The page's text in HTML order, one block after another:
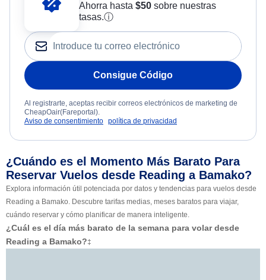
Ahorra hasta $50sobre nuestras
tasas.ⓘ
Consigue Código
Al registrarte, aceptas recibir correos electrónicos de marketing de
CheapOair(Fareportal).
Aviso de consentimiento política de privacidad
¿Cuándo es el Momento Más Barato Para
Reservar Vuelos desde Reading a Bamako?
Explora información útil potenciada por datos y tendencias para vuelos desde
Reading a Bamako. Descubre tarifas medias, meses baratos para viajar,
cuándo reservar y cómo planificar de manera inteligente.
¿Cuál es el día más barato de la semana para volar desde
Reading a Bamako?‡